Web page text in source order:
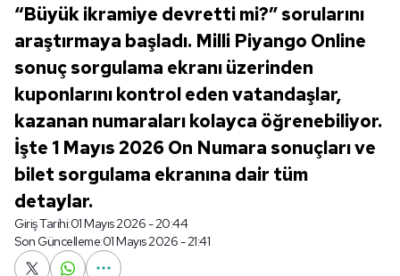
“Büyük ikramiye devretti mi?” sorularını
araştırmaya başladı. Milli Piyango Online
sonuç sorgulama ekranı üzerinden
kuponlarını kontrol eden vatandaşlar,
kazanan numaraları kolayca öğrenebiliyor.
İşte 1 Mayıs 2026 On Numara sonuçları ve
bilet sorgulama ekranına dair tüm
detaylar.
Giriş Tarihi:01 Mayıs 2026 - 20:44
Son Güncelleme:01 Mayıs 2026 - 21:41